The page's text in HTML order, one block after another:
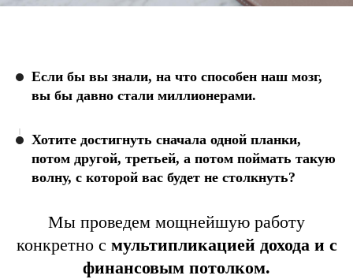
Если бы вы знали, на что способен наш мозг,
вы бы давно стали миллионерами.
Хотите достигнуть сначала одной планки,
потом другой, третьей, а потом поймать такую
волну, с которой вас будет не столкнуть?
Мы проведем мощнейшую работу
конкретно с мультипликацией дохода и с
финансовым потолком.